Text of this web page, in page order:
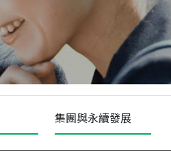
1,808
集團與永續發展